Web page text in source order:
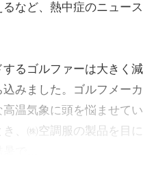
など、熱中症のニュース
するゴルファーは大きく減
みました。ゴルフメーカ
温気象に頭を悩ませてい
き、㈱空調服の製品を目に